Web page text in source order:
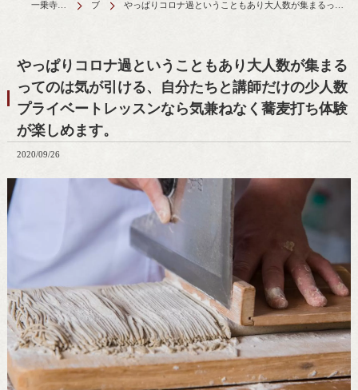
一乗寺のランチは天丼元亀 ブログ やっぱりコロナ過ということもあり大人数が集まるってのは気が引ける、自分たちと講師だけの少人数プライベートレッスンなら気兼ねなく蕎麦打ち体験が楽しめます。
やっぱりコロナ過ということもあり大人数が集まる
ってのは気が引ける、自分たちと講師だけの少人数
プライベートレッスンなら気兼ねなく蕎麦打ち体験
が楽しめます。
2020/09/26